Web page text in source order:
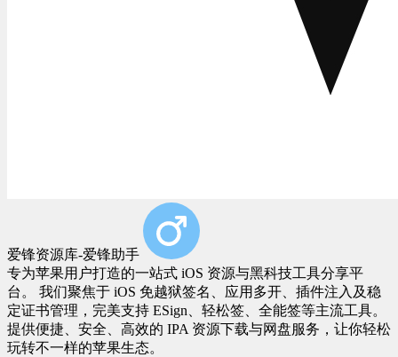
爱锋资源库-爱锋助手
专为苹果用户打造的一站式 iOS 资源与黑科技工具分享平
台。 我们聚焦于 iOS 免越狱签名、应用多开、插件注入及稳
定证书管理，完美支持 ESign、轻松签、全能签等主流工具。
提供便捷、安全、高效的 IPA 资源下载与网盘服务，让你轻松
玩转不一样的苹果生态。